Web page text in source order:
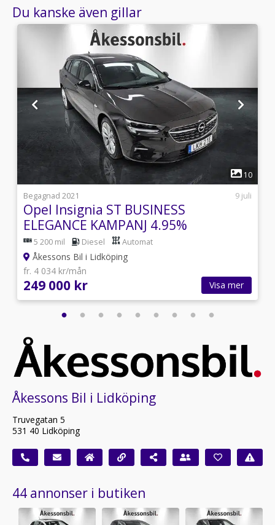
Du kanske även gillar
1
10
Begagnad 2021
9 juli
Opel Insignia ST BUSINESS
ELEGANCE KAMPANJ 4.95%
5 200 mil Diesel Automat
Åkessons Bil i Lidköping
fr. 4 034 kr/mån
249 000 kr Visa mer
Åkessons Bil i Lidköping
Truvegatan 5
531 40 Lidköping
44 annonser i butiken